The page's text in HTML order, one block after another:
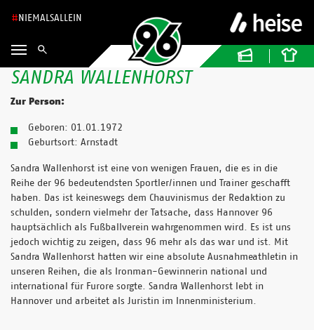
NIEMALSALLEIN
SANDRA WALLENHORST
Zur Person:
Geboren: 01.01.1972
Geburtsort: Arnstadt
Sandra Wallenhorst ist eine von wenigen Frauen, die es in die
Reihe der 96 bedeutendsten Sportler/innen und Trainer geschafft
haben. Das ist keineswegs dem Chauvinismus der Redaktion zu
schulden, sondern vielmehr der Tatsache, dass Hannover 96
hauptsächlich als Fußballverein wahrgenommen wird. Es ist uns
jedoch wichtig zu zeigen, dass 96 mehr als das war und ist. Mit
Sandra Wallenhorst hatten wir eine absolute Ausnahmeathletin in
unseren Reihen, die als Ironman-Gewinnerin national und
international für Furore sorgte. Sandra Wallenhorst lebt in
Hannover und arbeitet als Juristin im Innenministerium.